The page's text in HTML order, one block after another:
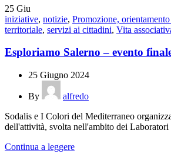
25 Giu
iniziative, notizie, Promozione,
territoriale, servizi ai cittadini, Vita
Esploriamo Salerno – evento
25 Giugno 2024
By
alfredo
Sodalis e I Colori del Mediterraneo
dell'attività, svolta nell'ambito dei Laboratori
Continua a leggere